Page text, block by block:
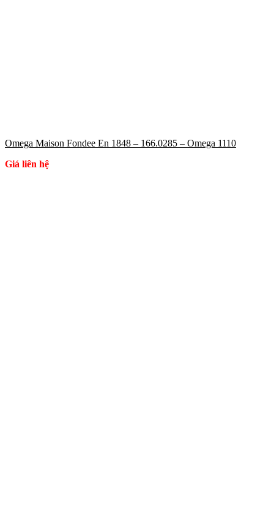
Omega Maison Fondee En 1848 – 166.0285 – Omega 1110
Giá liên hệ